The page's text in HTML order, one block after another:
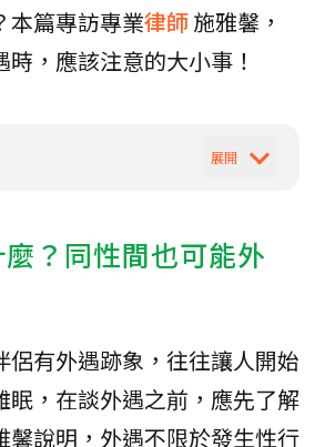
本篇專訪專業律師施雅馨，
，應該注意的大小事！
？同性間也可能外
侶有外遇跡象，往往讓人開始
眠，在談外遇之前，應先了解
馨說明，外遇不限於發生性行